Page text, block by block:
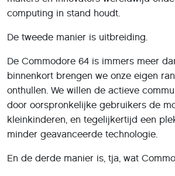
computing in stand houdt.
De tweede manier is uitbreiding.
De Commodore 64 is immers meer
binnenkort brengen we onze eigen
onthullen. We willen de actieve
door oorspronkelijke gebruikers de
kleinkinderen, en tegelijkertijd een
minder geavanceerde technologie.
En de derde manier is, tja, wat